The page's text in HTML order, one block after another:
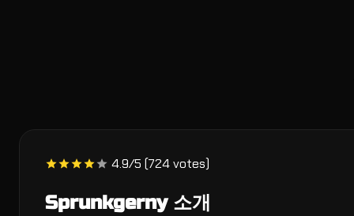
4.9/5 (724 votes)
Sprunkgerny 소개